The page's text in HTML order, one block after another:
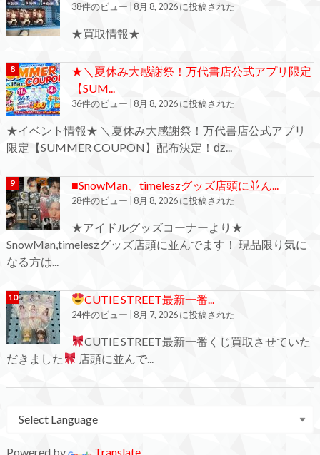
38件のビュー |8月 8, 2026 に投稿された
★買取情報★
★＼夏休み大感謝祭！万代書店公式アプリ限定
【SUM...
36件のビュー | 8月 8, 2026 に投稿された
★イベント情報★ ＼夏休み大感謝祭！万代書店公式アプリ
限定【SUMMER COUPON】配布決定！ǳ...
■SnowMan、timeleszグッズ店頭に並ん...
28件のビュー | 8月 8, 2026 に投稿された
★アイドルグッズコーナーより★
SnowMan,timeleszグッズ店頭に並んでます！ 現品限り気に
なる方は...
CUTIE STREET最新一番...
24件のビュー | 8月 7, 2026 に投稿された
CUTIE STREET最新一番くじ買取させていた
だきました
店頭に並んで...
Powered by Translate